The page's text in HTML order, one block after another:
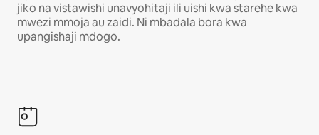
jiko na vistawishi unavyohitaji ili uishi kwa starehe kwa
mwezi mmoja au zaidi. Ni mbadala bora kwa
upangishaji mdogo.